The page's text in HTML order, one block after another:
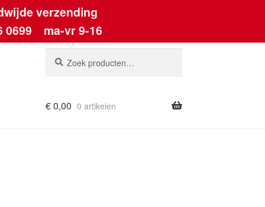
verzending
0699 ma-vr 9-16
naar:
€0,00 0 artikelen